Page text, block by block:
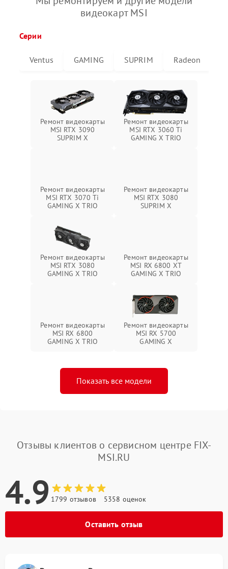
видеокарт MSI
Серии
Ventus GAMING SUPRIM Radeon
Ремонт видеокарты
MSI RTX 3090
SUPRIM X
Ремонт видеокарты
MSI RTX 3060 Ti
GAMING X TRIO
Ремонт видеокарты
MSI RTX 3070 Ti
GAMING X TRIO
Ремонт видеокарты
MSI RTX 3080
SUPRIM X
Ремонт видеокарты
MSI RTX 3080
GAMING X TRIO
Ремонт видеокарты
MSI RX 6800 XT
GAMING X TRIO
Ремонт видеокарты
MSI RX 6800
GAMING X TRIO
Ремонт видеокарты
MSI RX 5700
GAMING X
Показать все модели
Отзывы клиентов о сервисном центре FIX-
MSI.RU
4.9 1799 отзывов 5358 оценок
Оставить отзыв